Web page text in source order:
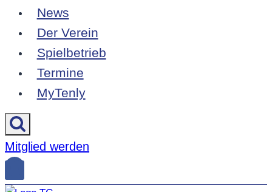
News
Der Verein
Spielbetrieb
Termine
MyTenly
Mitglied werden